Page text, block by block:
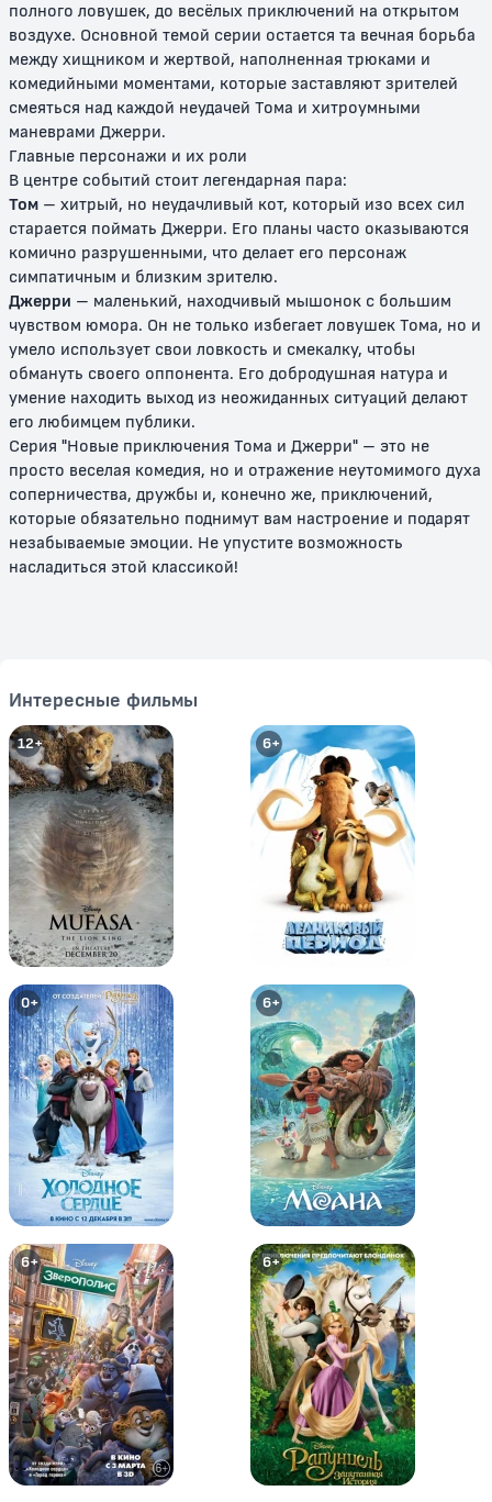
Том и Джерри: Волшебное
кольцо
Том и Джерри: Быстрый и
0+
Том и Джерри: Полет на Марс
12+
Том и Джерри: Трепещи, Усатый
0+
Том и Джерри: Шерлок Холмс
страны Оз
0+
Том и Джерри: Робин Гуд и
Мышь-Весельчак
0+
Том и Джерри: Гигантское
приключение
6+ 0+
полного ловушек, до весёлых приключений на открытом
воздухе. Основной темой серии остается та вечная борьба
между хищником и жертвой, наполненная трюками и
комедийными моментами, которые заставляют зрителей
смеяться над каждой неудачей Тома и хитроумными
маневрами Джерри.
Главные персонажи и их роли
В центре событий стоит легендарная пара:
Том – хитрый, но неудачливый кот, который изо всех сил
старается поймать Джерри. Его планы часто оказываются
комично разрушенными, что делает его персонаж
симпатичным и близким зрителю.
Джерри – маленький, находчивый мышонок с большим
чувством юмора. Он не только избегает ловушек Тома, но и
умело использует свои ловкость и смекалку, чтобы
обмануть своего оппонента. Его добродушная натура и
умение находить выход из неожиданных ситуаций делают
его любимцем публики.
Серия "Новые приключения Тома и Джерри" – это не
просто веселая комедия, но и отражение неутомимого духа
соперничества, дружбы и, конечно же, приключений,
которые обязательно поднимут вам настроение и подарят
незабываемые эмоции. Не упустите возможность
насладиться этой классикой!
Интересные фильмы
12+ 6+
0+ 6+
6+ 6+